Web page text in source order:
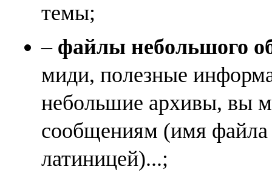
темы;
– файлы небольшого
миди, полезные
небольшие архивы, вы
сообщениям (имя
латиницей)...;